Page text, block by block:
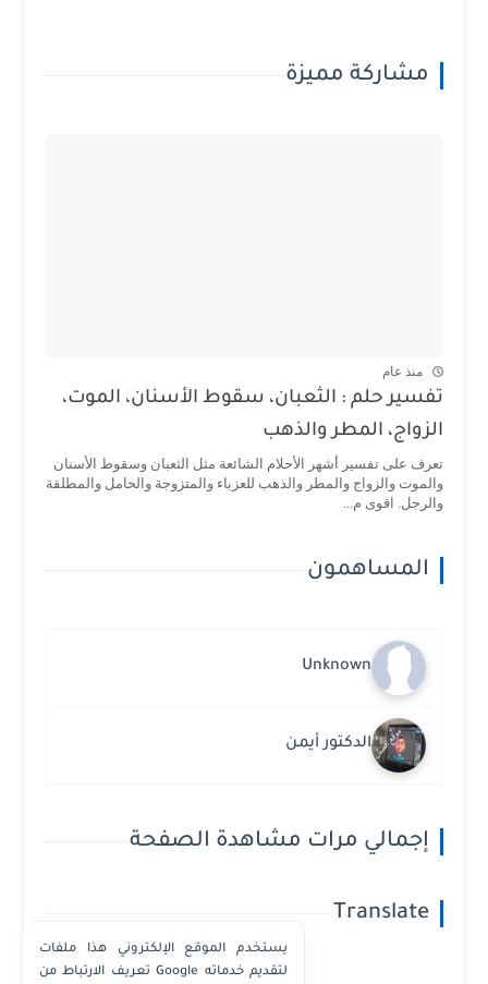
مشاركة مميزة
منذ عام
تفسير حلم : الثعبان، سقوط الأسنان، الموت،
الزواج، المطر والذهب
تعرف على تفسير أشهر الأحلام الشائعة مثل الثعبان وسقوط الأسنان
والموت والزواج والمطر والذهب للعزباء والمتزوجة والحامل والمطلقة
والرجل. اقوى م...
المساهمون
Unknown
الدكتور أيمن
إجمالي مرات مشاهدة الصفحة
Translate
يستخدم الموقع الإلكتروني هذا ملفات
تعريف الارتباط من Google لتقديم خدماته